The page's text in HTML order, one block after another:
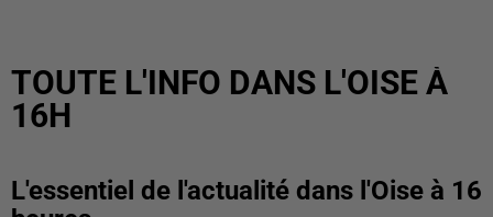
TOUTE L'INFO DANS L'OISE À
16H
L'essentiel de l'actualité dans l'Oise à 16